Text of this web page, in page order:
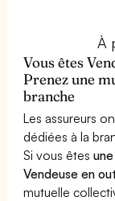
À
Vous êtes
Prenez une
branche
Les assureurs
dédiées à la
Si vous êtes
Vendeuse en
mutuelle